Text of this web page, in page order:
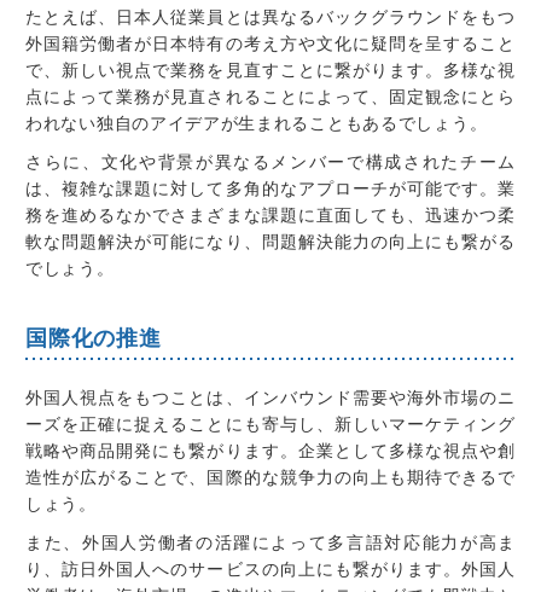
たとえば、日本人従業員とは異なるバックグラウンドをもつ
外国籍労働者が日本特有の考え方や文化に疑問を呈すること
で、新しい視点で業務を見直すことに繋がります。多様な視
点によって業務が見直されることによって、固定観念にとら
われない独自のアイデアが生まれることもあるでしょう。
さらに、文化や背景が異なるメンバーで構成されたチーム
は、複雑な課題に対して多角的なアプローチが可能です。業
務を進めるなかでさまざまな課題に直面しても、迅速かつ柔
軟な問題解決が可能になり、問題解決能力の向上にも繋がる
でしょう。
国際化の推進
外国人視点をもつことは、インバウンド需要や海外市場のニ
ーズを正確に捉えることにも寄与し、新しいマーケティング
戦略や商品開発にも繋がります。企業として多様な視点や創
造性が広がることで、国際的な競争力の向上も期待できるで
しょう。
また、外国人労働者の活躍によって多言語対応能力が高ま
り、訪日外国人へのサービスの向上にも繋がります。外国人